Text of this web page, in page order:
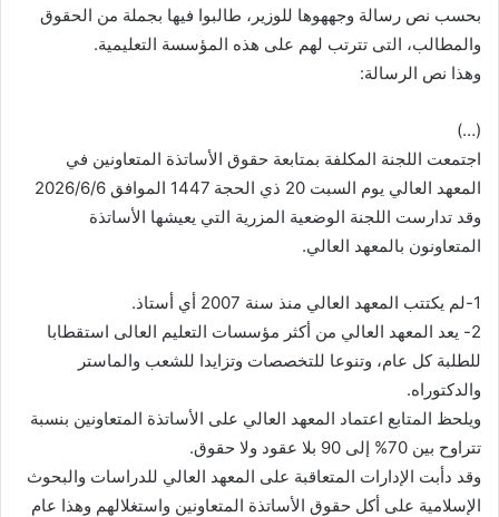
بحسب نص رسالة وجههوها للوزير، طالبوا فيها بجملة من الحقوق
والمطالب، التى تترتب لهم على هذه المؤسسة التعليمية.
وهذا نص الرسالة:
(…)
اجتمعت اللجنة المكلفة بمتابعة حقوق الأساتذة المتعاونين في
المعهد العالي يوم السبت 20 ذي الحجة 1447 الموافق 2026/6/6
وقد تدارست اللجنة الوضعية المزرية التي يعيشها الأساتذة
المتعاونون بالمعهد العالي.
1-لم يكتتب المعهد العالي منذ سنة 2007 أي أستاذ.
2- يعد المعهد العالي من أكثر مؤسسات التعليم العالى استقطابا
للطلبة كل عام، وتنوعا للتخصصات وتزايدا للشعب والماستر
والدكتوراه.
ويلحظ المتابع اعتماد المعهد العالي على الأساتذة المتعاونين بنسبة
تتراوح بين 70% إلى 90 بلا عقود ولا حقوق.
وقد دأبت الإدارات المتعاقبة على المعهد العالي للدراسات والبحوث
الإسلامية على أكل حقوق الأساتذة المتعاونين واستغلالهم وهذا عام